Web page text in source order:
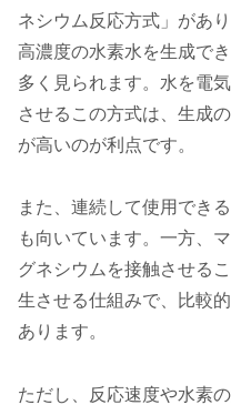
ネシウム反応方式」があ
高濃度の水素水を生成で
多く見られます。水を電
させるこの方式は、生成
が高いのが利点です。
また、連続して使用でき
も向いています。一方、
グネシウムを接触させる
生させる仕組みで、比較
あります。
ただし、反応速度や水素